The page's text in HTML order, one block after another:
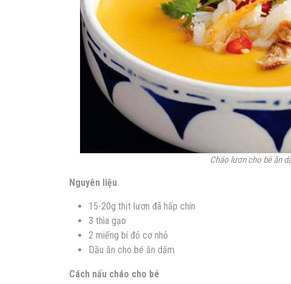
Cháo lươn cho bé ăn
Nguyên liệu
15-20g thịt lươn đã hấp chín
3 thìa gạo
2 miếng bí đỏ cơ nhỏ
Dầu ăn cho bé ăn dặm
Cách nấu cháo cho bé